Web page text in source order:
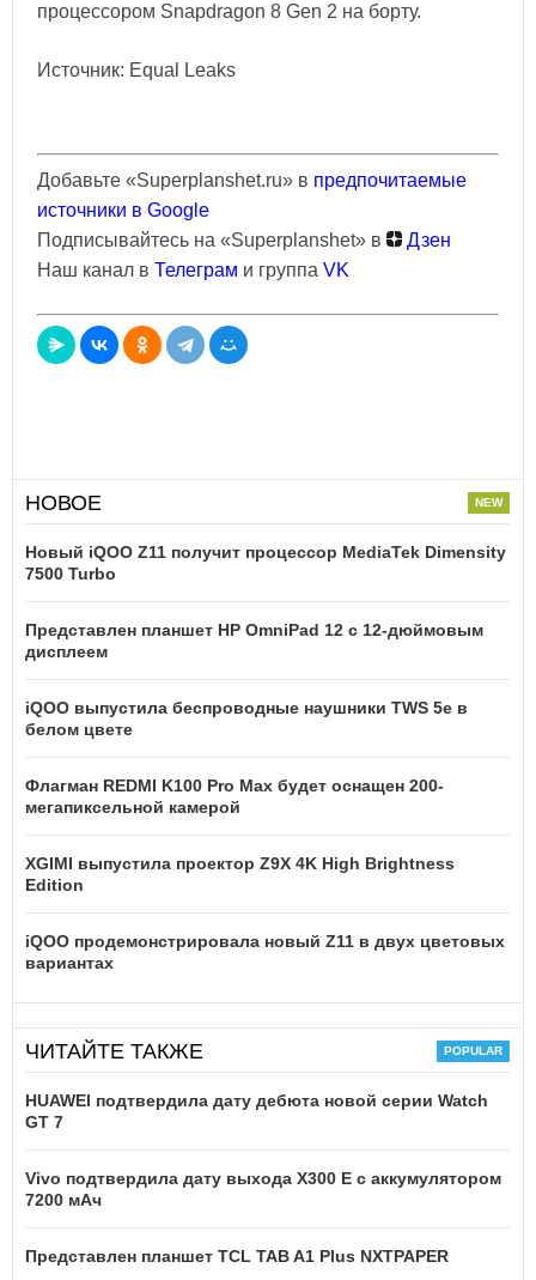
процессором Snapdragon 8 Gen 2 на борту.
Источник: Equal Leaks
Добавьте «Superplanshet.ru» в предпочитаемые
источники в Google
Подписывайтесь на «Superplanshet» в
Дзен
Наш канал в Телеграм и группа VK
НОВОЕ
Новый iQOO Z11 получит процессор MediaTek Dimensity
7500 Turbo
Представлен планшет HP OmniPad 12 с 12-дюймовым
дисплеем
iQOO выпустила беспроводные наушники TWS 5e в
белом цвете
Флагман REDMI K100 Pro Max будет оснащен 200-
мегапиксельной камерой
XGIMI выпустила проектор Z9X 4K High Brightness
Edition
iQOO продемонстрировала новый Z11 в двух цветовых
вариантах
ЧИТАЙТЕ ТАКЖЕ
HUAWEI подтвердила дату дебюта новой серии Watch
GT 7
Vivo подтвердила дату выхода X300 E с аккумулятором
7200 мАч
Представлен планшет TCL TAB A1 Plus NXTPAPER